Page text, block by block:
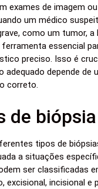
exames de imagem
um médico
como um tumor, a
essencial
preciso. Isso é
adequado depende de
correto.
de biópsia
tipos de
a situações
ser classificadas
excisional, incisional e